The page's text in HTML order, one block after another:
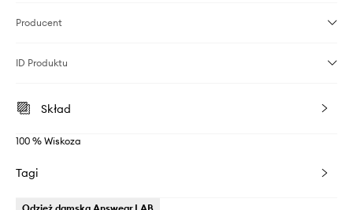
Producent
ID Produktu
Skład
100 % Wiskoza
Tagi